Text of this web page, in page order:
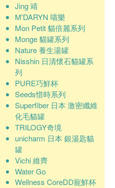
Jing 靖
M'DARYN 喵樂
Mon Petit 貓倍麗系列
Monge 貓罐系列
Nature 養生湯罐
Nisshin 日清懷石貓罐系
列
PURE巧鮮杯
Seeds惜時系列
Superfiber 日本 激密纖維
化毛貓罐
TRILOGY奇境
unicharm 日本 銀湯匙貓
罐
Vichi 維齊
Water Go
Wellness CoreDD寵鮮杯